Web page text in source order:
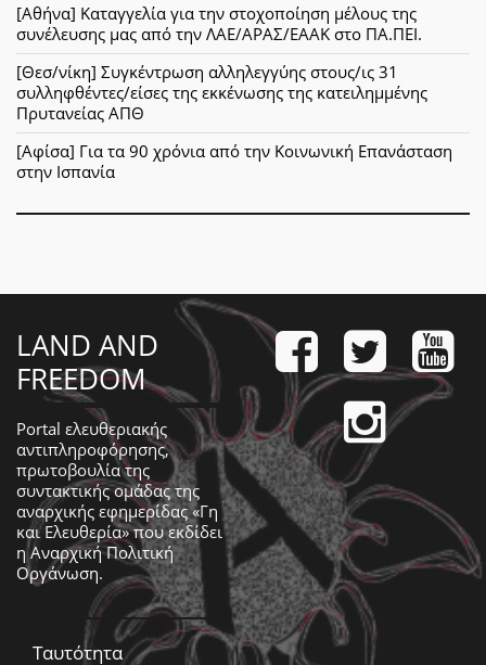
[Αθήνα] Καταγγελία για την στοχοποίηση μέλους της
συνέλευσης μας από την ΛΑΕ/ΑΡΑΣ/ΕΑΑΚ στο ΠΑ.ΠΕΙ.
[Θεσ/νίκη] Συγκέντρωση αλληλεγγύης στους/ις 31
συλληφθέντες/είσες της εκκένωσης της κατειλημμένης
Πρυτανείας ΑΠΘ
[Αφίσα] Για τα 90 χρόνια από την Κοινωνική Επανάσταση
στην Ισπανία
LAND AND
FREEDOM
Portal ελευθεριακής
αντιπληροφόρησης,
πρωτοβουλία της
συντακτικής ομάδας της
αναρχικής εφημερίδας «Γη
και Ελευθερία» που εκδίδει
ηΑναρχική Πολιτική
Οργάνωση.
Ταυτότητα